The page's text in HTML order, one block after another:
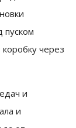
пуском
через
и
и